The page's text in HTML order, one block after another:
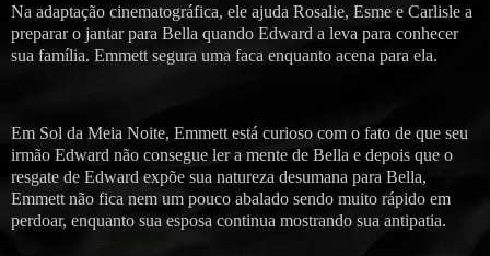
Na adaptação cinematográfica, ele ajuda Rosalie, Esme e Carlisle a
preparar o jantar para Bella quando Edward a leva para conhecer
sua família. Emmett segura uma faca enquanto acena para ela.
Em Sol da Meia Noite, Emmett está curioso com o fato de que seu
irmão Edward não consegue ler a mente de Bella e depois que o
resgate de Edward expõe sua natureza desumana para Bella,
Emmett não fica nem um pouco abalado sendo muito rápido em
perdoar, enquanto sua esposa continua mostrando sua antipatia.